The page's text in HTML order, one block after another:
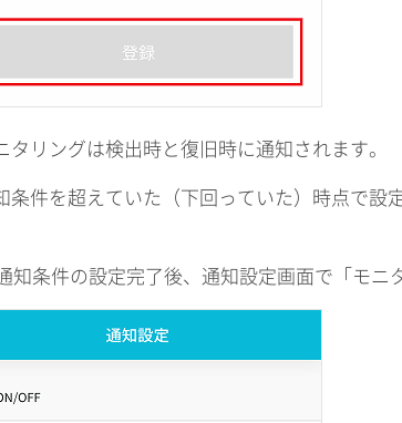
リングは検出時と復旧時に通知されます。
件を超えていた（下回っていた）時点で設
条件の設定完了後、通知設定画面で「モニ